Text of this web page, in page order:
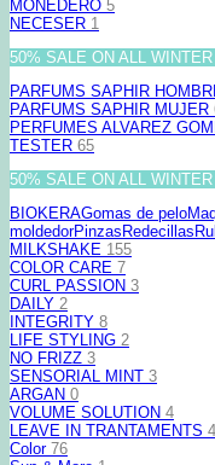
MONEDERO 5
NECESER 1
50% SALE ON ALL
PARFUMS SAPHIR
PARFUMS SAPHIR MUJER
PERFUMES ALVAREZ
TESTER 65
50% SALE ON ALL
BIOKERAGomas de pelo
moldedorPinzas Redecillas
MILKSHAKE 155
COLOR CARE 7
CURL PASSION 3
DAILY 2
INTEGRITY 8
LIFE STYLING 2
NO FRIZZ 3
SENSORIAL MINT 3
ARGAN 0
VOLUME SOLUTION 4
LEAVE IN TRANTAMENTS 4
Color 76